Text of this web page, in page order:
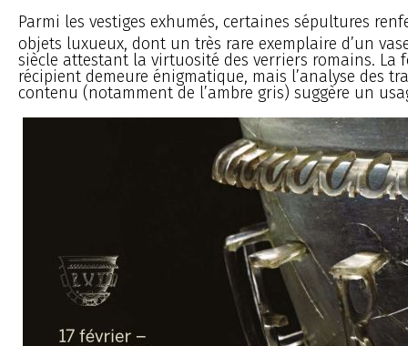
Parmi les vestiges exhumés, certaines sépultures
objets luxueux, dont un très rare exemplaire d’un
siècle attestant la virtuosité des verriers romains. La
récipient demeure énigmatique, mais l’analyse des
contenu (notamment de l’ambre gris) suggère un